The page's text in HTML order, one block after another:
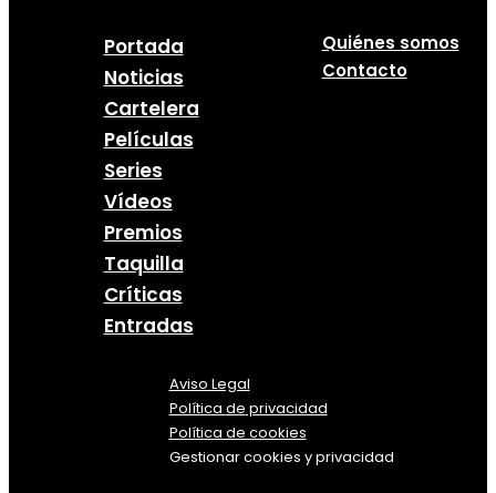
Portada
Noticias
Cartelera
Películas
Series
Vídeos
Premios
Taquilla
Críticas
Entradas
Quiénes somos
Contacto
Aviso Legal
Política de privacidad
Política de cookies
Gestionar cookies y privacidad